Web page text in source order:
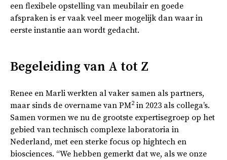
een flexibele opstelling van meubilair en goede
afspraken is er vaak veel meer mogelijk dan waar in
eerste instantie aan wordt gedacht.
Begeleiding van A tot Z
Renee en Marli werkten al vaker samen als partners,
maar sinds de overname van PM2 in 2023 als collega’s.
Samen vormen we nu de grootste expertisegroep op het
gebied van technisch complexe laboratoria in
Nederland, met een sterke focus op hightech en
biosciences. “We hebben gemerkt dat we, als we onze